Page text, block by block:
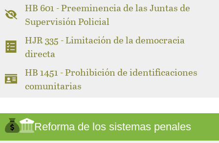
HB 601 - Preeminencia de las Juntas de
Supervisión Policial
HJR 335 - Limitación de la democracia
directa
HB 1451 - Prohibición de identificaciones
comunitarias
Reforma de los sistemas penales